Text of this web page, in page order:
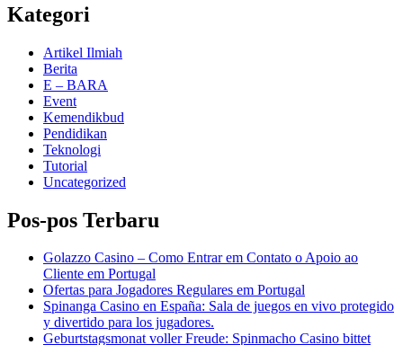
Kategori
Artikel Ilmiah
Berita
E – BARA
Event
Kemendikbud
Pendidikan
Teknologi
Tutorial
Uncategorized
Pos-pos Terbaru
Golazzo Casino – Como Entrar em Contato o Apoio ao
Cliente em Portugal
Ofertas para Jogadores Regulares em Portugal
Spinanga Casino en España: Sala de juegos en vivo protegido
y divertido para los jugadores.
Geburtstagsmonat voller Freude: Spinmacho Casino bittet